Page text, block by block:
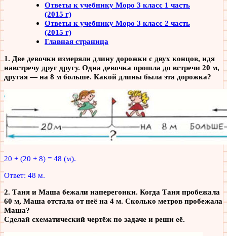
Ответы к учебнику Моро 3 класс 1 часть
(2015 г)
Ответы к учебнику Моро 3 класс 2 часть
(2015 г)
Главная страница
1. Две девочки измеряли длину дорожки с двух концов, идя
навстречу друг другу. Одна девочка прошла до встречи 20 м,
другая — на 8 м больше. Какой длины была эта дорожка?
20 + (20 + 8) = 48 (м).
Ответ: 48 м.
2. Таня и Маша бежали наперегонки. Когда Таня пробежала
60 м, Маша отстала от неё на 4 м. Сколько метров пробежала
Маша?
Сделай схематический чертёж по задаче и реши её.